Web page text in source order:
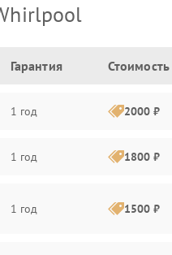
Гарантия Стоимость
1 год 2000 ₽
1 год 1800 ₽
1 год 1500 ₽